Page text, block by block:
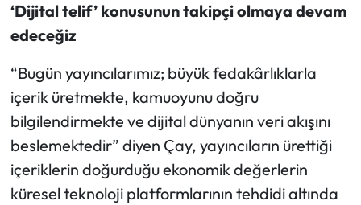
‘Dijital telif’ konusunun takipçi olmaya devam
edeceğiz
“Bugün yayıncılarımız; büyük fedakârlıklarla
içerik üretmekte, kamuoyunu doğru
bilgilendirmekte ve dijital dünyanın veri akışını
beslemektedir” diyen Çay, yayıncıların ürettiği
içeriklerin doğurduğu ekonomik değerlerin
küresel teknoloji platformlarının tehdidi altında